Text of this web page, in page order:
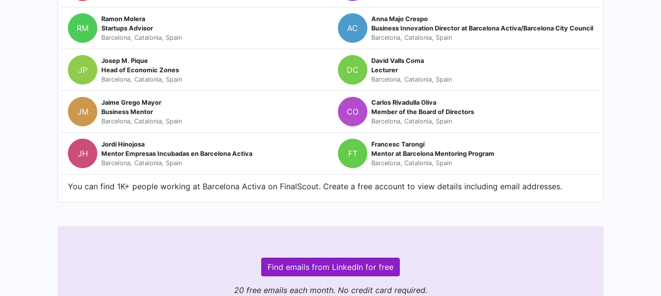
RM
Ramon Molera
Startups Advisor
Barcelona, Catalonia, Spain
AC
Anna Majo Crespo
Business Innovation Director at Barcelona Activa/Barcelona City Council
Barcelona, Catalonia, Spain
JP
Josep M. Pique
Head of Economic Zones
Barcelona, Catalonia, Spain
DC
David Valls Coma
Lecturer
Barcelona, Catalonia, Spain
JM
Jaime Grego Mayor
Business Mentor
Barcelona, Catalonia, Spain
CO
Carlos Rivadulla Oliva
Member of the Board of Directors
Barcelona, Catalonia, Spain
JH
Jordi Hinojosa
Mentor Empresas Incubadas en Barcelona Activa
Barcelona, Catalonia, Spain
FT
Francesc Tarongí
Mentor at Barcelona Mentoring Program
Barcelona, Catalonia, Spain
You can find 1K+ people working at Barcelona Activa on FinalScout. Create a free account to view details including email addresses.
Find emails from LinkedIn for free
20 free emails each month. No credit card required.